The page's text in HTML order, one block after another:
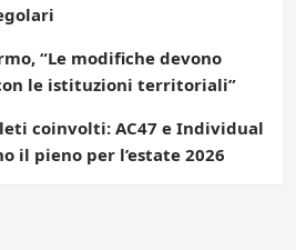
“Le modifiche devono
le istituzioni territoriali”
coinvolti: AC47 e Individual
il pieno per l’estate 2026